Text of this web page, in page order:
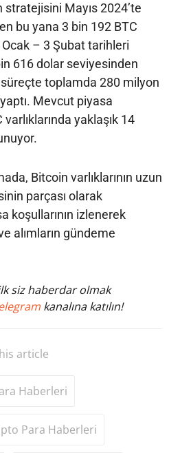
Mayıs 2024’te
bu yana 3 bin 192 BTC
Ocak – 3 Şubat tarihleri
616 dolar seviyesinden
toplamda 280 milyon
Mevcut piyasa
yaklaşık 14
Bitcoin varlıklarının uzun
parçası olarak
koşullarının izlenerek
alımların gündeme
siz haberdar olmak
kanalına katılın!
article
Haberleri
Para Haberleri